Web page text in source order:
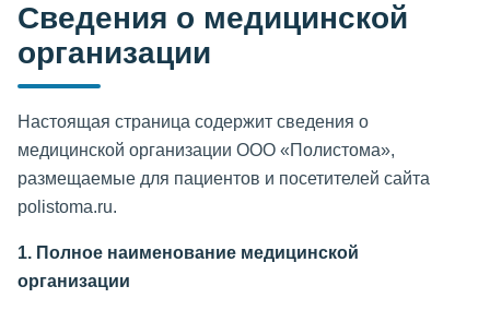
Сведения о медицинской
организации
Настоящая страница содержит сведения о
медицинской организации ООО «Полистома»,
размещаемые для пациентов и посетителей сайта
polistoma.ru.
1. Полное наименование медицинской
организации